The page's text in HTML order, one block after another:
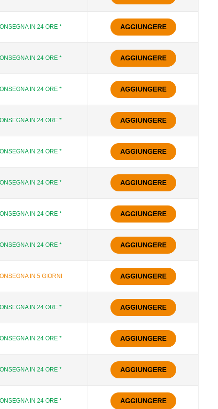
IN 24 ORE * AGGIUNGERE
IN 24 ORE * AGGIUNGERE
IN 24 ORE * AGGIUNGERE
IN 24 ORE * AGGIUNGERE
IN 24 ORE * AGGIUNGERE
IN 24 ORE * AGGIUNGERE
IN 24 ORE * AGGIUNGERE
IN 24 ORE * AGGIUNGERE
IN 5 GIORNI AGGIUNGERE
IN 24 ORE * AGGIUNGERE
IN 24 ORE * AGGIUNGERE
IN 24 ORE * AGGIUNGERE
IN 24 ORE * AGGIUNGERE